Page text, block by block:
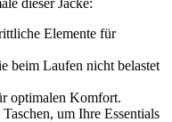
Elemente für
beim Laufen nicht belastet
optimalen Komfort.
um Ihre Essentials